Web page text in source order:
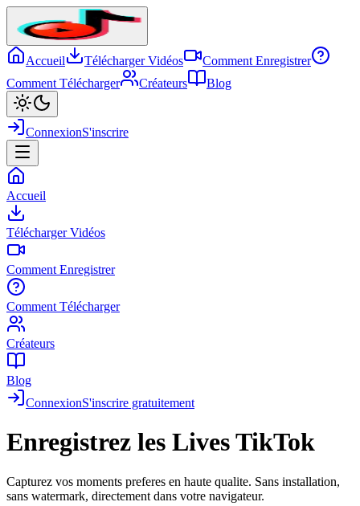
Accueil Télécharger Vidéos
Comment Enregistrer
Comment Télécharger
Créateurs Blog
ConnexionS'inscrire
Accueil
Télécharger Vidéos
Comment Enregistrer
Comment Télécharger
Créateurs
Blog
ConnexionS'inscrire gratuitement
Enregistrez les Lives TikTok
Capturez vos moments preferes en haute qualite. Sans installation,
sans watermark, directement dans votre navigateur.